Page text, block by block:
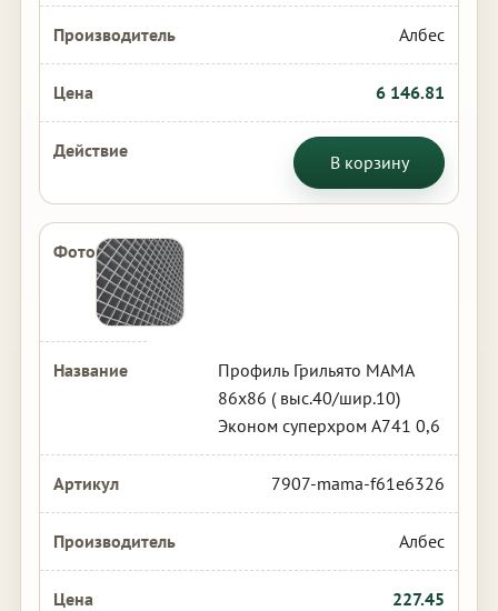
Албес
6 146.81
В корзину
Профиль Грильято МАМА
86х86 ( выс.40/шир.10)
Эконом суперхром А741 0,6
7907-mama-f61e6326
Албес
227.45